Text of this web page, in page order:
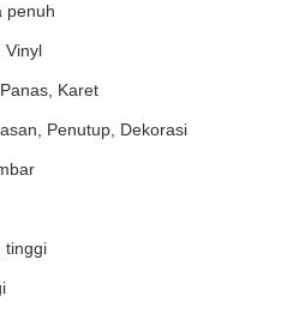
penuh
Vinyl
Karet
Penutup, Dekorasi
tinggi